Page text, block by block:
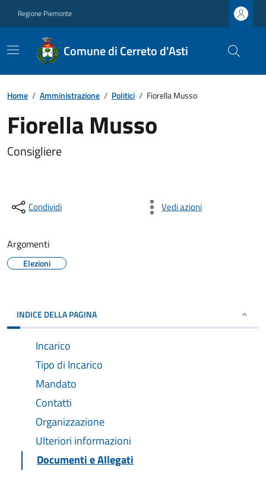
Regione Piemonte
Comune di Cerreto d'Asti
Home / Amministrazione / Politici / Fiorella Musso
Fiorella Musso
Consigliere
Condividi Vedi azioni
Argomenti
Elezioni
INDICE DELLA PAGINA
Incarico
Tipo di Incarico
Mandato
Contatti
Organizzazione
Ulteriori informazioni
Documenti e Allegati